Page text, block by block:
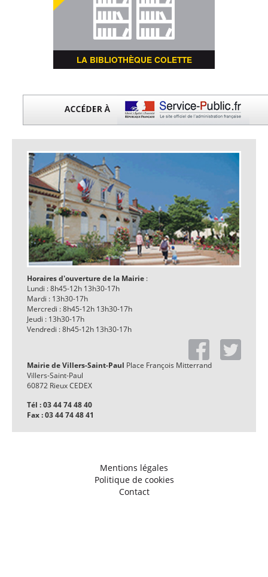
LA BIBLIOTHÈQUE COLETTE
Horaires d'ouverture de la Mairie :
Lundi : 8h45-12h 13h30-17h
Mardi : 13h30-17h
Mercredi : 8h45-12h 13h30-17h
Jeudi : 13h30-17h
Vendredi : 8h45-12h 13h30-17h
Mairie de Villers-Saint-Paul Place François Mitterrand
Villers-Saint-Paul
60872 Rieux CEDEX
Tél : 03 44 74 48 40
Fax : 03 44 74 48 41
Mentions légales
Politique de cookies
Contact